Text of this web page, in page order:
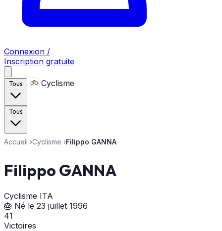
Connexion /
Inscription gratuite
Tous Cyclisme
Tous
Accueil ›Cyclisme ›Filippo GANNA
Filippo GANNA
Cyclisme ITA
🎂 Né le 23 juillet 1996
41
Victoires